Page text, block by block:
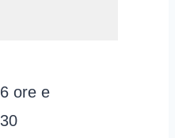
6 ore e
30